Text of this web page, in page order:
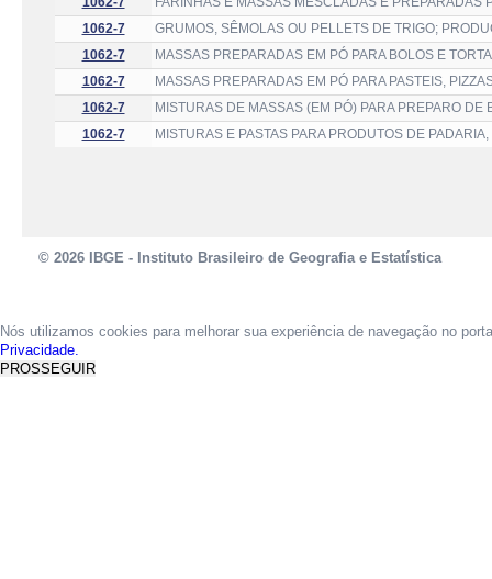
1062-7
GRUMOS, SÊMOLAS OU PELLETS DE TRIGO;
1062-7
MASSAS PREPARADAS EM PÓ PARA BOLOS E
1062-7
MASSAS PREPARADAS EM PÓ PARA PASTEIS,
1062-7
MISTURAS DE MASSAS (EM PÓ) PARA PREPARO
1062-7
MISTURAS E PASTAS PARA PRODUTOS DE
© 2026 IBGE - Instituto Brasileiro de Geografia e Estatística
Nós utilizamos cookies para melhorar sua experiência de navegação no
Privacidade.
PROSSEGUIR